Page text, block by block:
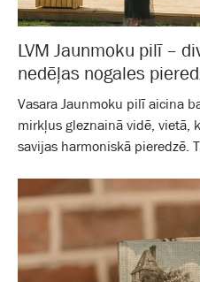
LVM Jaunmoku pilī –
nedēļas nogales
Vasara Jaunmoku pilī aicina
mirkļus gleznainā vidē, vietā,
savijas harmoniskā pieredzē.